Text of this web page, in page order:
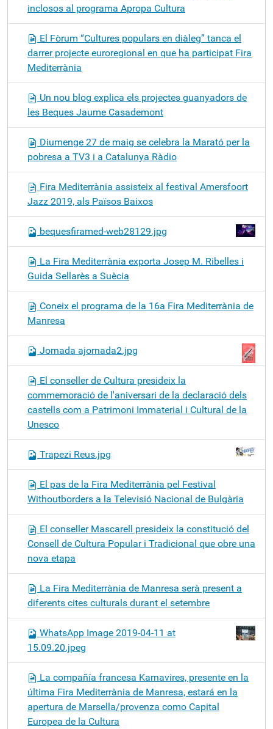
inclosos al programa Apropa Cultura
El Fòrum “Cultures populars en diàleg” tanca el
darrer projecte euroregional en que ha participat Fira
Mediterrània
Un nou blog explica els projectes guanyadors de
les Beques Jaume Casademont
Diumenge 27 de maig se celebra la Marató per la
pobresa a TV3 i a Catalunya Ràdio
Fira Mediterrània assisteix al festival Amersfoort
Jazz 2019, als Països Baixos
bequesfiramed-web28129.jpg
La Fira Mediterrània exporta Josep M. Ribelles i
Guida Sellarès a Suècia
Coneix el programa de la 16a Fira Mediterrània de
Manresa
Jornada ajornada2.jpg
El conseller de Cultura presideix la
commemoració de l'aniversari de la declaració dels
castells com a Patrimoni Immaterial i Cultural de la
Unesco
Trapezi Reus.jpg
El pas de la Fira Mediterrània pel Festival
Withoutborders a la Televisió Nacional de Bulgària
El conseller Mascarell presideix la constitució del
Consell de Cultura Popular i Tradicional que obre una
nova etapa
La Fira Mediterrània de Manresa serà present a
diferents cites culturals durant el setembre
WhatsApp Image 2019-04-11 at
15.09.20.jpeg
La compañía francesa Karnavires, presente en la
última Fira Mediterrània de Manresa, estará en la
apertura de Marsella/provenza como Capital
Europea de la Cultura